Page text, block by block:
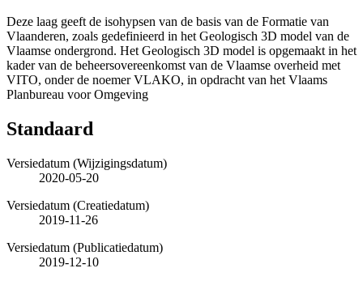
Deze laag geeft de isohypsen van de basis van de Formatie van
Vlaanderen, zoals gedefinieerd in het Geologisch 3D model van de
Vlaamse ondergrond. Het Geologisch 3D model is opgemaakt in het
kader van de beheersovereenkomst van de Vlaamse overheid met
VITO, onder de noemer VLAKO, in opdracht van het Vlaams
Planbureau voor Omgeving
Standaard
Versiedatum (Wijzigingsdatum)
2020-05-20
Versiedatum (Creatiedatum)
2019-11-26
Versiedatum (Publicatiedatum)
2019-12-10